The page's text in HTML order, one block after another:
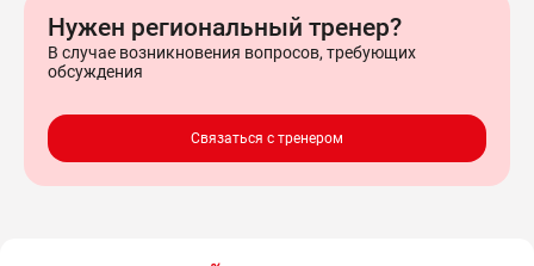
Нужен региональный тренер?
В случае возникновения вопросов, требующих
обсуждения
Связаться с тренером